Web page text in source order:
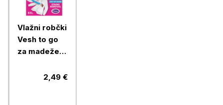
Vlažni robčki
Vesh to go
za madeže
2,49 €